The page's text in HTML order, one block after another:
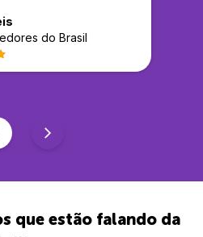
do Brasil
que estão falando da